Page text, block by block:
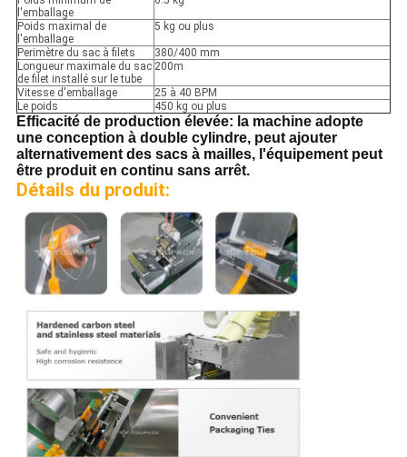
l'emballage
Poids maximal de
l'emballage
5 kg ou plus
Perimètre du sac à filets
380/400 mm
Longueur maximale du sac
de filet installé sur le tube
200m
Vitesse d'emballage
25 à 40 BPM
Le poids
450 kg ou plus
Efficacité de production élevée: la machine adopte
une conception à double cylindre, peut ajouter
alternativement des sacs à mailles, l'équipement peut
être produit en continu sans arrêt.
Détails du produit: